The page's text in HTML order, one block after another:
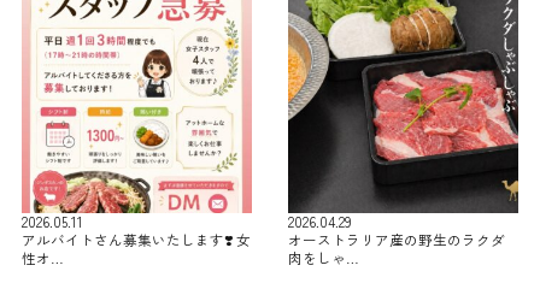
2026.05.11
アルバイトさん募集いたします❣️ 女
性オ…
2026.04.29
オーストラリア産の野生のラクダ
肉をしゃ…